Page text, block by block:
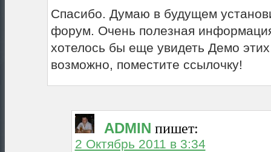
Спасибо. Думаю в будущем
форум. Очень полезная
хотелось бы еще увидеть Демо
возможно, поместите ссылочку!
ADMIN пишет:
2 Октябрь 2011 в 3:34